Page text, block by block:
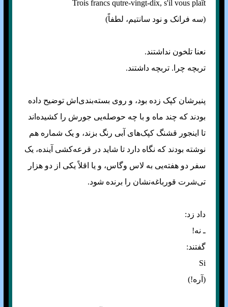
Trois francs qutre-vingt-dix, s'il vous plaît‌
(سه فرانک و نود سانتیم، لطفاً)
نعنا تلخون نداشتند.
تربچه چرا. تربچه داشتند.
پنیرشان کپک زده بود، و روی بسته‌بندی‌اش توضیح داده
بودند که چند ماه و با چه حوصله‌یی جورش را کشیده‌اند
تا اینجور قشنگ کپک‌های آبی رنگ بزند، و یک شماره هم
نوشته بودند که نگاه دارد تا شاید در قرعه‌کشی آینده، یک
سفر دو هفته‌یی به لاس وگاس، و یا اقلاً یکی از دو هزار
تی‌شرت قورباغه‌نشان را برنده شود.
داد زد:
ـ نه!
گفتند:
Si
(آره!)